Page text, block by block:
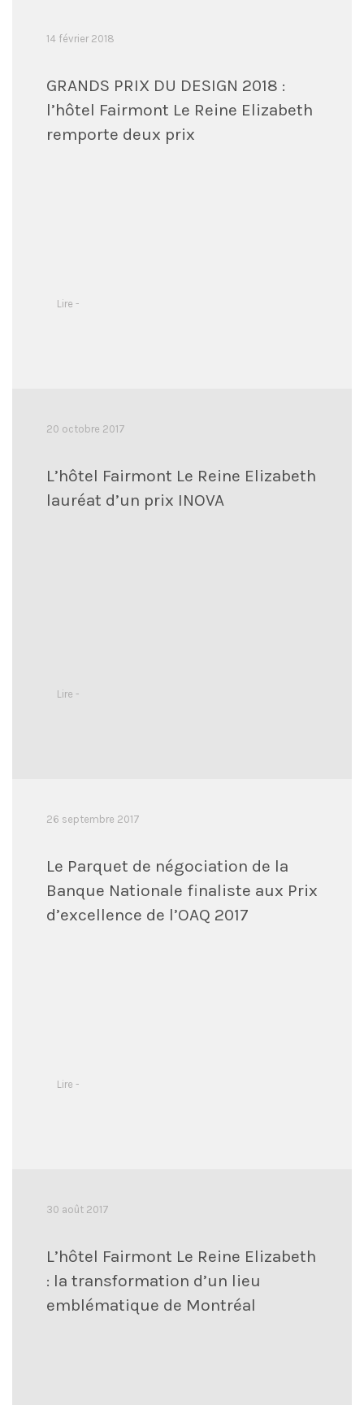
14 février 2018
GRANDS PRIX DU DESIGN 2018 :
l’hôtel Fairmont Le Reine Elizabeth
remporte deux prix
Lire -
20 octobre 2017
L’hôtel Fairmont Le Reine Elizabeth
lauréat d’un prix INOVA
Lire -
26 septembre 2017
Le Parquet de négociation de la
Banque Nationale finaliste aux Prix
d’excellence de l’OAQ 2017
Lire -
30 août 2017
L’hôtel Fairmont Le Reine Elizabeth
: la transformation d’un lieu
emblématique de Montréal